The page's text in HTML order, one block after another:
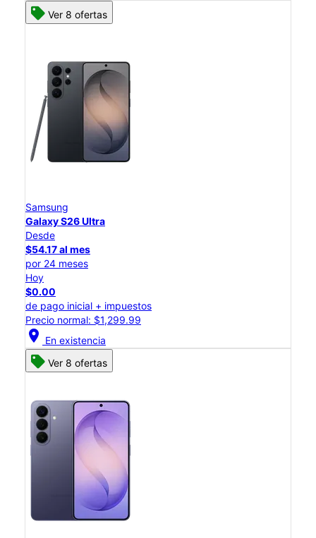
Ver 8 ofertas
Samsung
Galaxy S26 Ultra
Desde
$54.17 al mes
por 24 meses
Hoy
$0.00
de pago inicial + impuestos
Precio normal: $1,299.99
location_on En existencia
Ver 8 ofertas